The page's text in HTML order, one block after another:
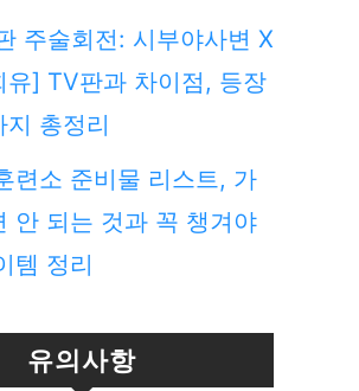
주술회전: 시부야사변 X
유] TV판과 차이점, 등장
지 총정리
련소 준비물 리스트, 가
안 되는 것과 꼭 챙겨야
템 정리
유의사항